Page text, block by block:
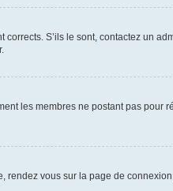
S’ils le sont, contactez un
les membres ne postant pas
rendez vous sur la page de